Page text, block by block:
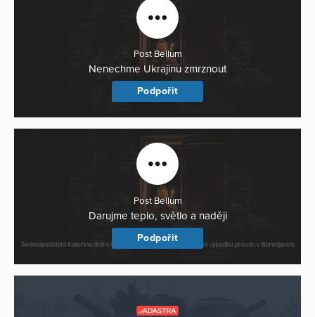
Post Bellum
Nenechme Ukrajinu zmrznout
Podpořit
Post Bellum
Darujme teplo, světlo a naději
Podpořit